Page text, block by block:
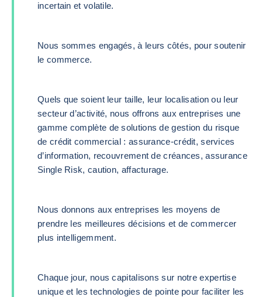
incertain et volatile.
Nous sommes engagés, à leurs côtés, pour soutenir
le commerce.
Quels que soient leur taille, leur localisation ou leur
secteur d’activité, nous offrons aux entreprises une
gamme complète de solutions de gestion du risque
de crédit commercial : assurance-crédit, services
d’information, recouvrement de créances, assurance
Single Risk, caution, affacturage.
Nous donnons aux entreprises les moyens de
prendre les meilleures décisions et de commercer
plus intelligemment.
Chaque jour, nous capitalisons sur notre expertise
unique et les technologies de pointe pour faciliter les